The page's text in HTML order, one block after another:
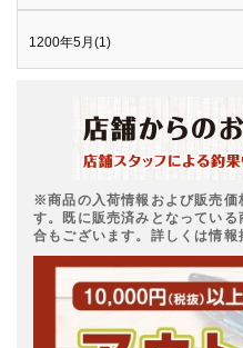
1200年5月(1)
※商品の入荷情報および販売価
す。既に販売済みとなってい
合もございます。詳しくは情報